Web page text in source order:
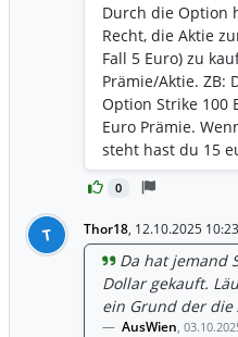
0
Durch die Option
Recht, die Aktie
Fall 5 Euro) zu
Prämie/Aktie. ZB:
Option Strike 100
Euro Prämie.
steht hast du 15
T Thor18, 12.10.2025
Da hat jemand
Dollar gekauft.
ein Grund der die
AusWien,